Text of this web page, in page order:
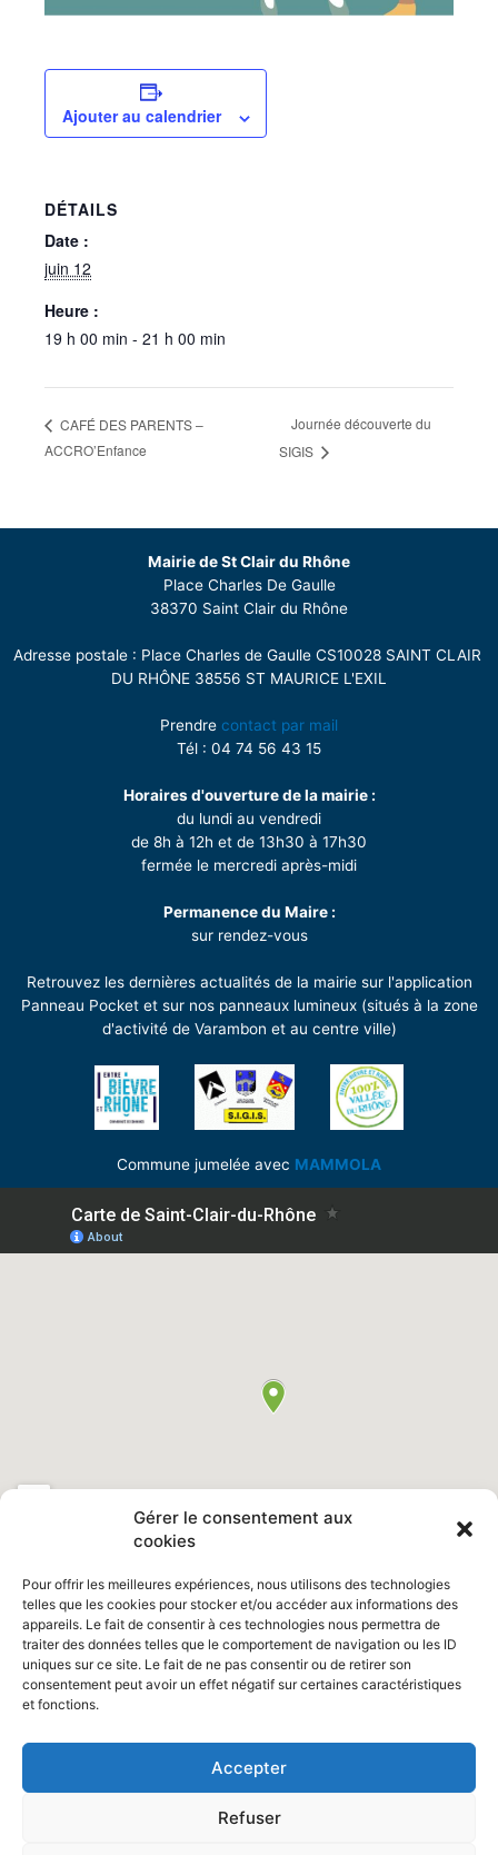
Gérer le consentement aux
cookies
Pour offrir les meilleures expériences, nous utilisons des technologies
telles que les cookies pour stocker et/ou accéder aux informations des
appareils. Le fait de consentir à ces technologies nous permettra de
traiter des données telles que le comportement de navigation ou les ID
uniques sur ce site. Le fait de ne pas consentir ou de retirer son
consentement peut avoir un effet négatif sur certaines caractéristiques
et fonctions.
Accepter
Refuser
Ajouter au calendrier
DÉTAILS
Date :
juin 12
Heure :
19 h 00 min - 21 h 00 min
CAFÉ DES PARENTS –
ACCRO’Enfance
Journée découverte du
SIGIS
Mairie de St Clair du Rhône
Place Charles De Gaulle
38370 Saint Clair du Rhône
Adresse postale : Place Charles de Gaulle CS10028 SAINT CLAIR
DU RHÔNE 38556 ST MAURICE L'EXIL
Prendre contact par mail
Tél : 04 74 56 43 15
Horaires d'ouverture de la mairie :
du lundi au vendredi
de 8h à 12h et de 13h30 à 17h30
fermée le mercredi après-midi
Permanence du Maire :
sur rendez-vous
Retrouvez les dernières actualités de la mairie sur l'application
Panneau Pocket et sur nos panneaux lumineux (situés à la zone
d'activité de Varambon et au centre ville)
Commune jumelée avec MAMMOLA
Retrouvez nous sur Facebook " Ville de Saint Clair du Rhône
Site réalisé par :www.pointedazur.comPhotos : Vincent Bruzzese /
Freepik